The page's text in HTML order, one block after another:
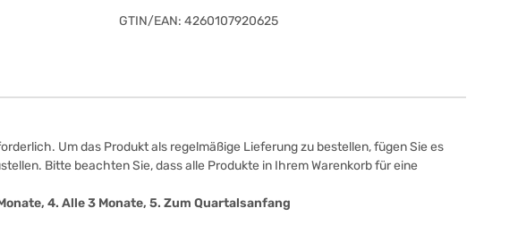
GTIN/EAN: 4260107920625
Um das Produkt als regelmäßige Lieferung zu bestellen, fügen Sie es
Bitte beachten Sie, dass alle Produkte in Ihrem Warenkorb für eine
4. Alle 3 Monate, 5. Zum Quartalsanfang